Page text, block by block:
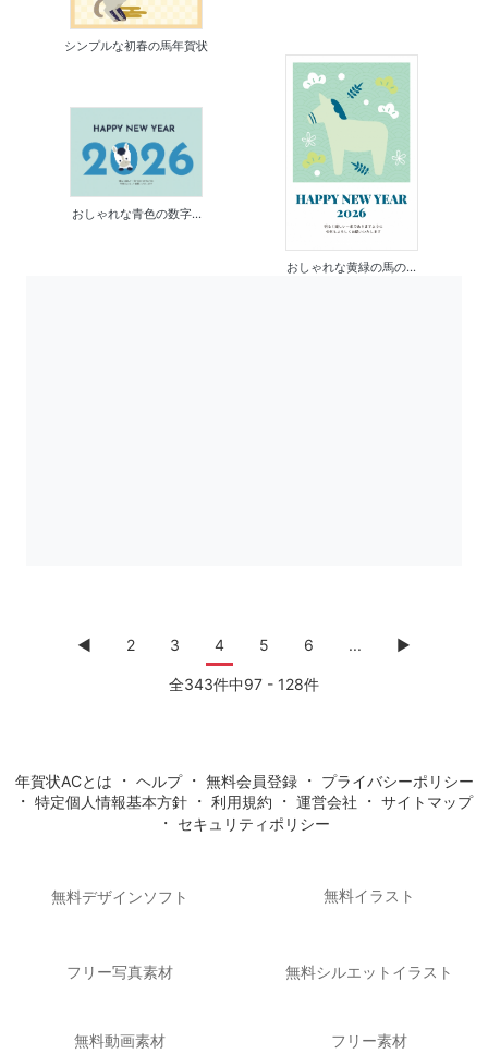
シンプルな初春の馬年賀状
おしゃれな青色の数字...
おしゃれな黄緑の馬の...
◀︎ 2 3 4 5 6 ... ▶
全343件中97 - 128件
年賀状ACとは ・ ヘルプ・ 無料会員登録・ プライバシーポリシー
・ 特定個人情報基本方針 ・ 利用規約 ・ 運営会社 ・ サイトマップ
・ セキュリティポリシー
無料デザインソフト 無料イラスト
フリー写真素材 無料シルエットイラスト
無料動画素材 フリー素材